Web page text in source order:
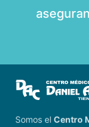
Somos el Centro